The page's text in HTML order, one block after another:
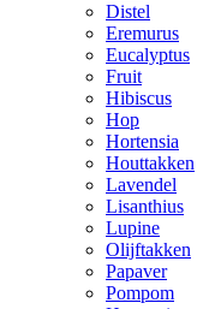
Distel
Eremurus
Eucalyptus
Fruit
Hibiscus
Hop
Hortensia
Houttakken
Lavendel
Lisanthius
Lupine
Olijftakken
Papaver
Pompom